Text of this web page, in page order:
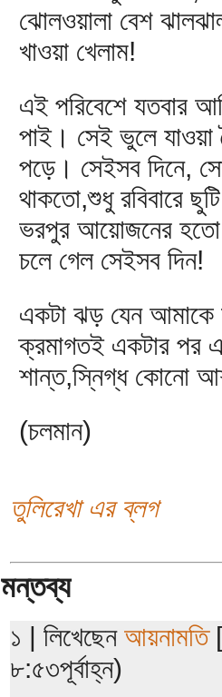
ঝোলওয়ালা বেশ
খাওয়া খেলাম!
এই পরিবেশে যতবার
পাই। সেই ভুলে
পড়ে। সেইসব দিনে,
থাকতো,শুধু রবিবারে
ভরপুর আয়োজনের হতো।
চলে গেল সেইসব দিন!
একটা ঝড় যেন আমাকে
ক্রমাগতই একটার পর
শান্ত,স্নিগ্ধ কোনো
(চলমান)
তুলিরেখা এর ব্লগ
মন্তব্য
১ | লিখেছেন আয়নামতি
৮:৫৩পূর্বাহ্ন)